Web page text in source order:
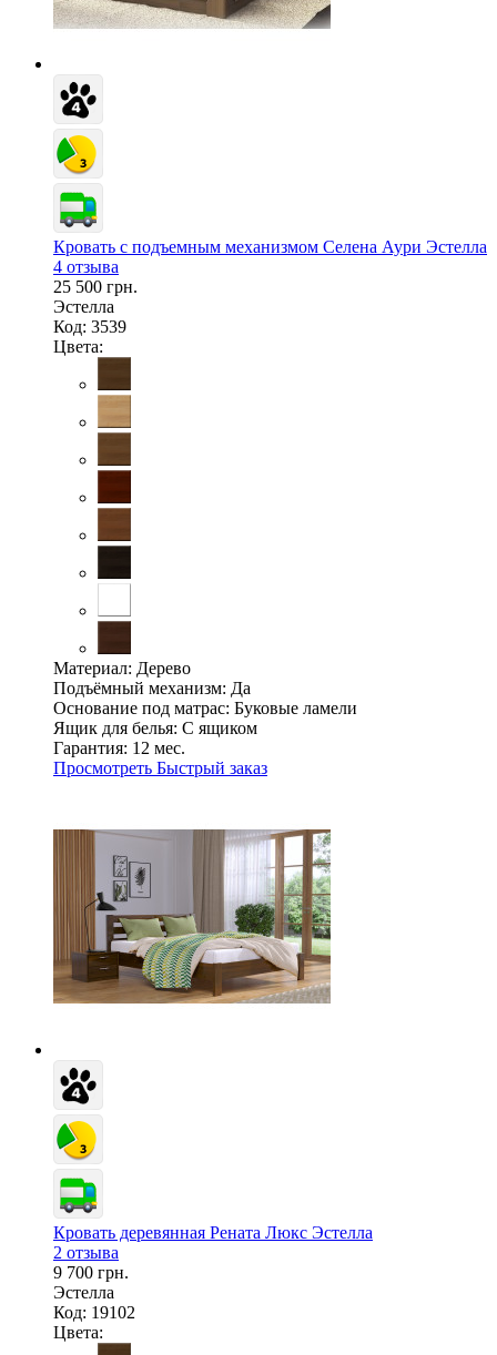
Кровать с подъемным механизмом Селена Аури Эстелла
4 отзыва
25 500 грн.
Эстелла
Код: 3539
Цвета:
Материал: Дерево
Подъёмный механизм: Да
Основание под матрас: Буковые ламели
Ящик для белья: С ящиком
Гарантия: 12 мес.
Просмотреть Быстрый заказ
Кровать деревянная Рената Люкс Эстелла
2 отзыва
9 700 грн.
Эстелла
Код: 19102
Цвета: